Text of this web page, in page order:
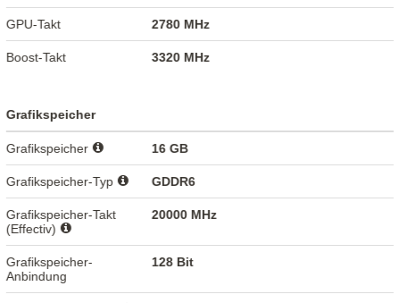
GPU-Takt 2780 MHz
Boost-Takt 3320 MHz
Grafikspeicher
Grafikspeicher 16 GB
Grafikspeicher-Typ GDDR6
Grafikspeicher-Takt
(Effectiv)
20000 MHz
Grafikspeicher-
Anbindung
128 Bit